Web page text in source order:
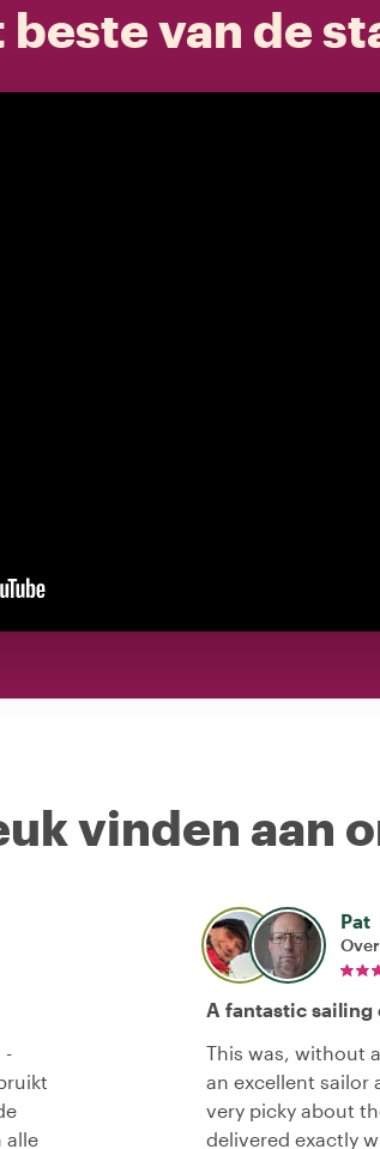
van de
vinden aan
-
alle
Pat
A fantastic sailing
This was, without
an excellent sailor
very picky about
delivered exactly